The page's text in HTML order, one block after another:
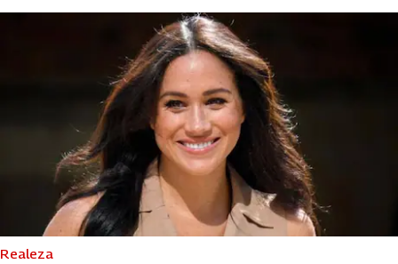
Realeza